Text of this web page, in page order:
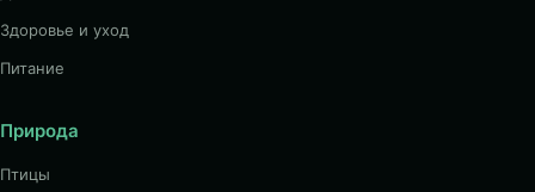
Здоровье и уход
Питание
Природа
Птицы